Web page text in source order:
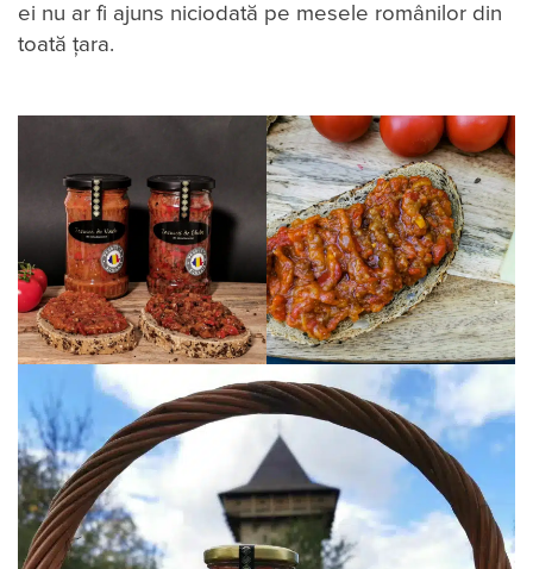
ei nu ar fi ajuns niciodată pe mesele românilor din
toată țara.